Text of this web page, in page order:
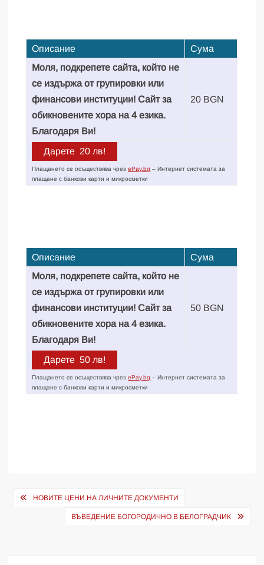
Описание
Сума
Моля, подкрепете сайта, който не
се издържа от групировки или
финансови институции! Сайт за
обикновените хора на 4 езика.
Благодаря Ви!
20 BGN
Плащането се осъществява чрезePay.bg – Интернет системата за
плащане с банкови карти и микросметки
Описание
Сума
Моля, подкрепете сайта, който не
се издържа от групировки или
финансови институции! Сайт за
обикновените хора на 4 езика.
Благодаря Ви!
50 BGN
Плащането се осъществява чрезePay.bg – Интернет системата за
плащане с банкови карти и микросметки
Навигация
НОВИТЕ ЦЕНИ НА ЛИЧНИТЕ ДОКУМЕНТИ
ВЪВЕДЕНИЕ БОГОРОДИЧНО В БЕЛОГРАДЧИК